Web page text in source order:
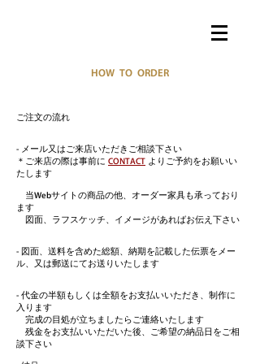
HOW TO ORDER
ご注文の流れ
- メール又はご来店いただきご相談下さい
＊ご来店の際は事前に CONTACT よりご予約をお願いい
たします
当Webサイトの商品の他、オーダー家具も承っており
ます
​ 図面、ラフスケッチ、イメージがあればお伝え下さい
- 図面、送料を含めた総額、納期を記載した伝票をメー
ル、又は郵送にてお送りいたします
- 代金の半額もしくは全額をお支払いいただき、制作に
入ります
完成の目処が立ちましたらご連絡いたします
残金をお支払いいただいた後、ご希望の納品日をご相
談下さい